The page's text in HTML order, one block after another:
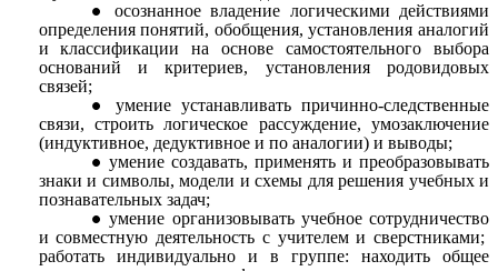
осознанное владение логическими действиями
определения понятий, обобщения, установления аналогий
и классификации на основе самостоятельного выбора
оснований и критериев, установления родовидовых
связей;
умение устанавливать причинно-следственные
связи, строить логическое рассуждение, умозаключение
(индуктивное, дедуктивное и по аналогии) и выводы;
умение создавать, применять и преобразовывать
знаки и символы, модели и схемы для решения учебных и
познавательных задач;
умение организовывать учебное сотрудничество
и совместную деятельность с учителем и сверстниками;
работать индивидуально и в группе: находить общее